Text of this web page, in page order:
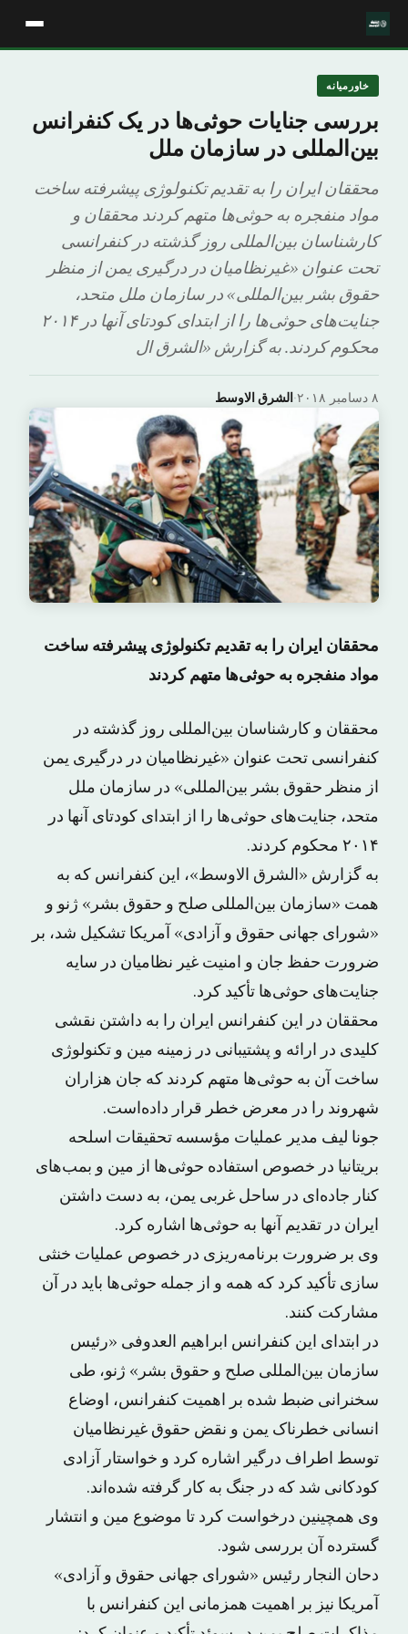
خاورمیانه
بررسی جنایات حوثی‌ها در یک کنفرانس
بین‌المللی در سازمان ملل
محققان ایران را به تقدیم تکنولوژی پیشرفته ساخت
مواد منفجره به حوثی‌ها متهم کردند محققان و
کارشناسان بین‌المللی روز گذشته در کنفرانسی
تحت عنوان «غیرنظامیان در درگیری یمن از منظر
حقوق بشر بین‌المللی» در سازمان ملل متحد،
جنایت‌های حوثی‌ها را از ابتدای کودتای آنها در ۲۰۱۴
محکوم کردند. به گزارش «الشرق ال
الشرق الاوسط· ۸ دسامبر ۲۰۱۸
محققان ایران را به تقدیم تکنولوژی پیشرفته ساخت
مواد منفجره به حوثی‌ها متهم کردند
محققان و کارشناسان بین‌المللی روز گذشته در
کنفرانسی تحت عنوان «غیرنظامیان در درگیری یمن
از منظر حقوق بشر بین‌المللی» در سازمان ملل
متحد، جنایت‌های حوثی‌ها را از ابتدای کودتای آنها در
۲۰۱۴ محکوم کردند.
به گزارش «الشرق الاوسط»، این کنفرانس که به
همت «سازمان بین‌المللی صلح و حقوق بشر» ژنو و
«شورای جهانی حقوق و آزادی» آمریکا تشکیل شد، بر
ضرورت حفظ جان و امنیت غیر نظامیان در سایه
جنایت‌های حوثی‌ها تأکید کرد.
محققان در این کنفرانس ایران را به داشتن نقشی
کلیدی در ارائه و پشتیبانی در زمینه مین و تکنولوژی
ساخت آن به حوثی‌ها متهم کردند که جان هزاران
شهروند را در معرض خطر قرار داده‌است.
جونا لیف مدیر عملیات مؤسسه تحقیقات اسلحه
بریتانیا در خصوص استفاده حوثی‌ها از مین و بمب‌های
کنار جاده‌ای در ساحل غربی یمن، به دست داشتن
ایران در تقدیم آنها به حوثی‌ها اشاره کرد.
وی بر ضرورت برنامه‌ریزی در خصوص عملیات خنثی
سازی تأکید کرد که همه و از جمله حوثی‌ها باید در آن
مشارکت کنند.
در ابتدای این کنفرانس ابراهیم العدوفی «رئیس
سازمان بین‌المللی صلح و حقوق بشر» ژنو، طی
سخنرانی ضبط شده بر اهمیت کنفرانس، اوضاع
انسانی خطرناک یمن و نقض حقوق غیرنظامیان
توسط اطراف درگیر اشاره کرد و خواستار آزادی
کودکانی شد که در جنگ به کار گرفته شده‌اند.
وی همچینین درخواست کرد تا موضوع مین و انتشار
گسترده آن بررسی شود.
دحان النجار رئیس «شورای جهانی حقوق و آزادی»
آمریکا نیز بر اهمیت همزمانی این کنفرانس با